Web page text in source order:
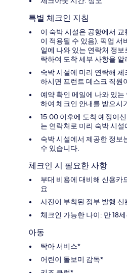
특별 체크인 지침
이 숙박 시설은 공항에서
이 적용될 수 있음). 픽업 서
일에 나와 있는 연락처 정
락하여 도착 세부 사항을
숙박 시설에 미리 연락해
하시면 프런트 데스크 직원
예약 확인 메일에 나와 있
하여 체크인 안내를 받으시
15:00 이후에 도착 예정이
는 연락처로 미리 숙박 시
숙박 시설에서 제공한 정보
수 있습니다.
체크인 시 필요한 사항
부대 비용에 대비해 신용카
요
사진이 부착된 정부 발행
체크인 가능한 나이: 만 18
아동
탁아 서비스*
어린이 돌보미 감독*